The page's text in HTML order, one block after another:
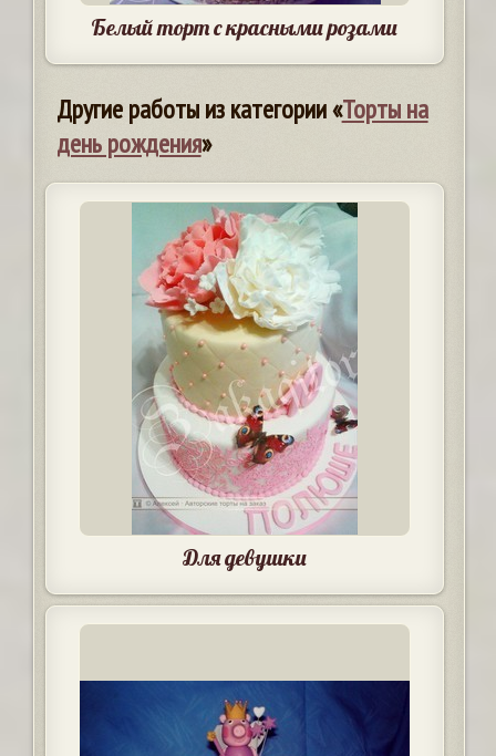
Белый торт с красными розами
Другие работы из категории «Торты на
день рождения»
Для девушки